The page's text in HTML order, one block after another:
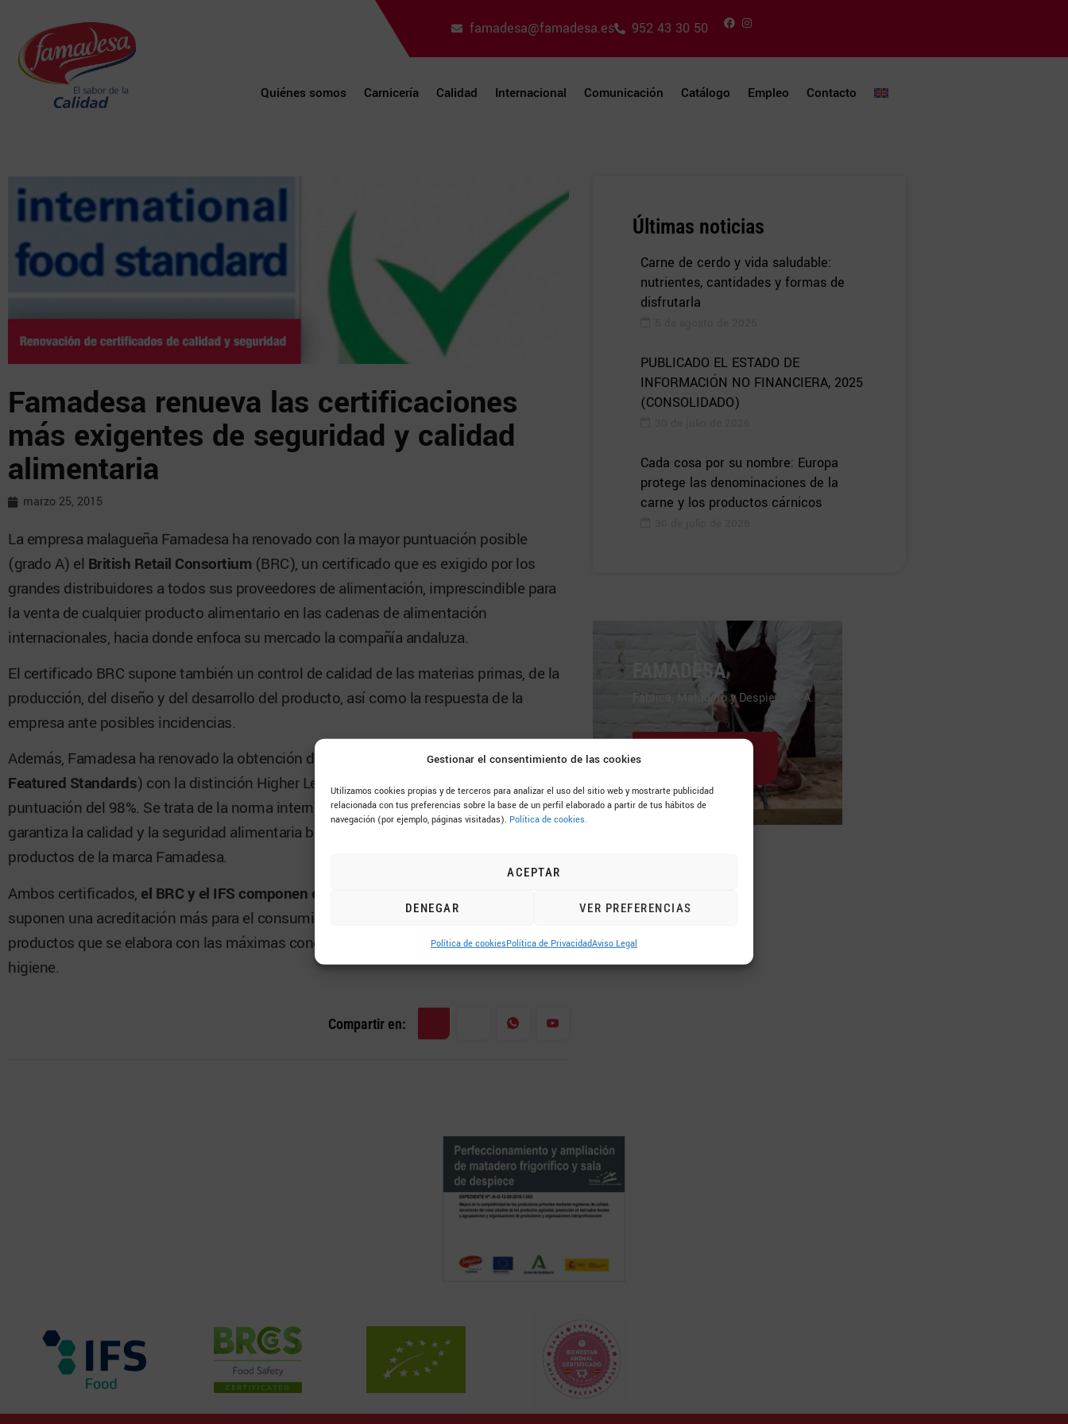
Gestionar el consentimiento de las cookies
Utilizamos cookies propias y de terceros para analizar el uso del sitio web y mostrarte publicidad
relacionada con tus preferencias sobre la base de un perfil elaborado a partir de tus hábitos de
navegación (por ejemplo, páginas visitadas). Política de cookies.
ACEPTAR
DENEGAR VER PREFERENCIAS
Política de cookiesPolítica de PrivacidadAviso Legal
famadesa@famadesa.es 952 43 30 50
Quiénes somos Carnicería Calidad Internacional Comunicación Catálogo Empleo Contacto
Famadesa renueva las certificaciones
más exigentes de seguridad y calidad
alimentaria
marzo 25, 2015
La empresa malagueña Famadesa ha renovado con la mayor puntuación posible
(grado A) el British Retail Consortium (BRC), un certificado que es exigido por los
grandes distribuidores a todos sus proveedores de alimentación, imprescindible para
la venta de cualquier producto alimentario en las cadenas de alimentación
internacionales, hacia donde enfoca su mercado la compañía andaluza.
El certificado BRC supone también un control de calidad de las materias primas, de la
producción, del diseño y del desarrollo del producto, así como la respuesta de la
empresa ante posibles incidencias.
Además, Famadesa ha renovado la obtención de la certificación IFS (International
Featured Standards) con la distinción Higher Level, tras conseguir un nivel de
puntuación del 98%. Se trata de la norma internacional para los alimentos que
garantiza la calidad y la seguridad alimentaria bajo las que se elaboran todos los
productos de la marca Famadesa.
Ambos certificados, el BRC y el IFS componen el top en seguridad alimentaria
suponen una acreditación más para el consumidor de Famadesa de que está ante
productos que se elabora con las máximas condiciones de calidad y, por supuesto, de
higiene.
Compartir en:
Últimas noticias
Carne de cerdo y vida saludable:
nutrientes, cantidades y formas de
disfrutarla
PUBLICADO EL ESTADO DE
INFORMACIÓN NO FINANCIERA, 2025
(CONSOLIDADO)
Cada cosa por su nombre: Europa
protege las denominaciones de la
carne y los productos cárnicos
FAMADESA
Fábrica, Matadero y Despiece, S.A.